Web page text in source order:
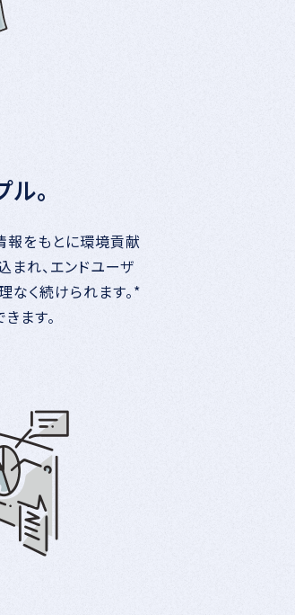
。
報をもとに環境貢献
まれ、エンドユーザ
なく続けられます。*
ます。